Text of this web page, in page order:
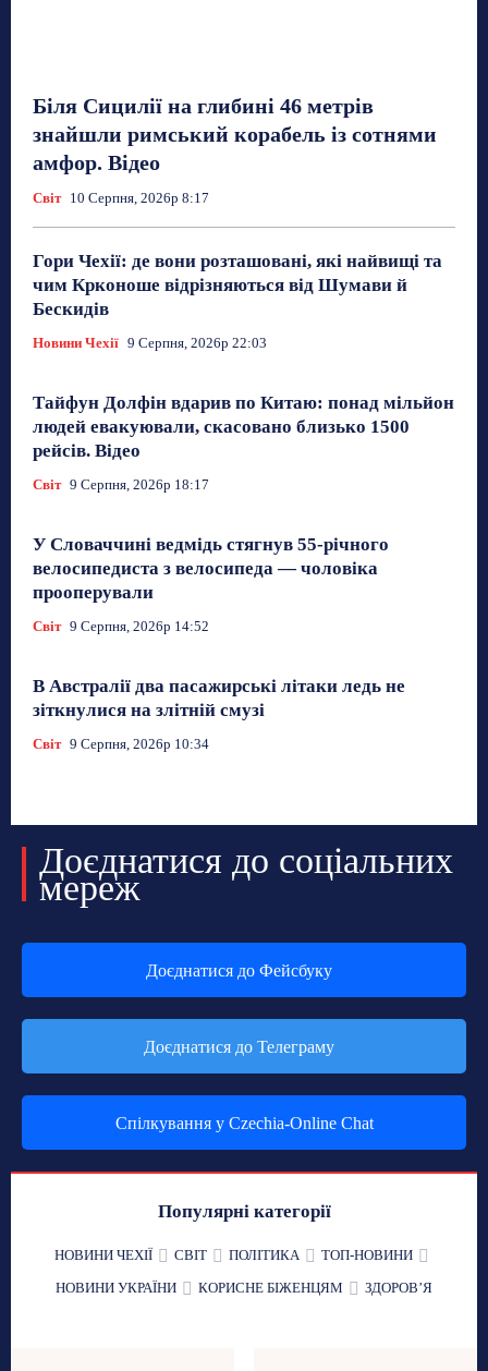
Біля Сицилії на глибині 46 метрів
знайшли римський корабель із сотнями
амфор. Відео
Світ 10 Серпня, 2026р 8:17
Гори Чехії: де вони розташовані, які найвищі та
чим Крконоше відрізняються від Шумави й
Бескидів
Новини Чехії 9 Серпня, 2026р 22:03
Тайфун Долфін вдарив по Китаю: понад мільйон
людей евакуювали, скасовано близько 1500
рейсів. Відео
Світ 9 Серпня, 2026р 18:17
У Словаччині ведмідь стягнув 55-річного
велосипедиста з велосипеда — чоловіка
прооперували
Світ 9 Серпня, 2026р 14:52
В Австралії два пасажирські літаки ледь не
зіткнулися на злітній смузі
Світ 9 Серпня, 2026р 10:34
Доєднатися до соціальних
мереж
Доєднатися до Фейсбуку
Доєднатися до Телеграму
Спілкування у Czechia-Online Chat
Популярні категорії
НОВИНИ ЧЕХІЇ СВІТ ПОЛІТИКА
ТОП-НОВИНИ
НОВИНИ УКРАЇНИ
КОРИСНЕ БІЖЕНЦЯМ ЗДОРОВʼЯ